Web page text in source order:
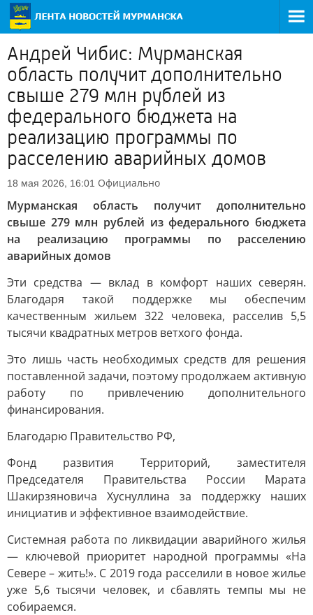
Андрей Чибис: Мурманская
область получит дополнительно
свыше 279 млн рублей из
федерального бюджета на
реализацию программы по
расселению аварийных домов
18 мая 2026, 16:01 Официально
Мурманская область получит дополнительно
свыше 279 млн рублей из федерального бюджета
на реализацию программы по расселению
аварийных домов
Эти средства — вклад в комфорт наших северян.
Благодаря такой поддержке мы обеспечим
качественным жильем 322 человека, расселив 5,5
тысячи квадратных метров ветхого фонда.
Это лишь часть необходимых средств для решения
поставленной задачи, поэтому продолжаем активную
работу по привлечению дополнительного
финансирования.
Благодарю Правительство РФ,
Фонд развития Территорий, заместителя
Председателя Правительства России Марата
Шакирзяновича Хуснуллина за поддержку наших
инициатив и эффективное взаимодействие.
Системная работа по ликвидации аварийного жилья
— ключевой приоритет народной программы «На
Севере – жить!». С 2019 года расселили в новое жилье
уже 5,6 тысячи человек, и сбавлять темпы мы не
собираемся.